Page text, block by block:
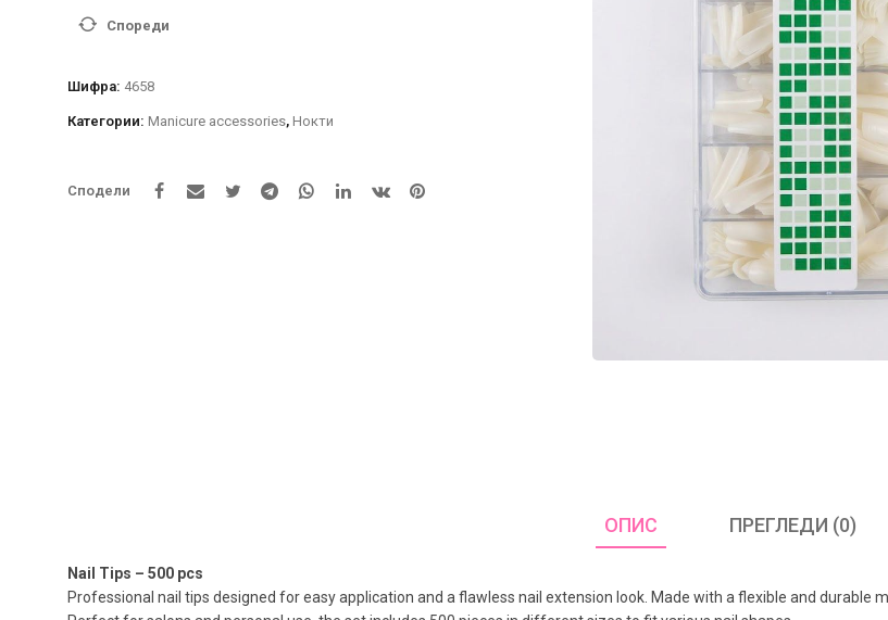
количина
Спореди
Шифра: 4658
Категории: Manicure accessories, Нокти
Сподели
ОПИС ПРЕГЛЕДИ (0)
Nail Tips – 500 pcs
Professional nail tips designed for easy application and a flawless nail extension look. Made with a flexible and durable